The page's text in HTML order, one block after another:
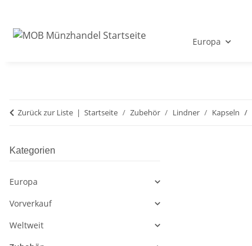
Europa
Zurück zur Liste Startseite Zubehör Lindner Kapseln
Kategorien
Europa
Vorverkauf
Weltweit